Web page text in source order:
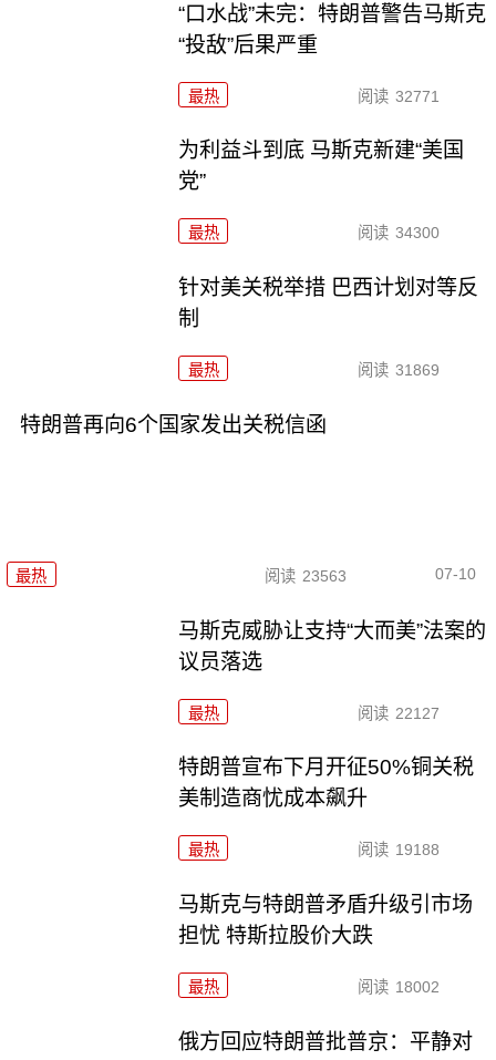
“口水战”未完：特朗普警告马斯克
“投敌”后果严重
最热 阅读 32771
为利益斗到底 马斯克新建“美国
党”
最热 阅读 34300
针对美关税举措 巴西计划对等反
制
最热 阅读 31869
特朗普再向6个国家发出关税信函
最热 阅读 23563 07-10
马斯克威胁让支持“大而美”法案的
议员落选
最热 阅读 22127
特朗普宣布下月开征50%铜关税
美制造商忧成本飙升
最热 阅读 19188
马斯克与特朗普矛盾升级引市场
担忧 特斯拉股价大跌
最热 阅读 18002
俄方回应特朗普批普京：平静对